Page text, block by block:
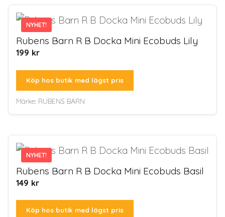
NYHET!
NYHET!
Rubens Barn R B Docka Mini Ecobuds Lily
199 kr
Köp hos butik med lägst pris
Märke: RUBENS BARN
NYHET!
NYHET!
Rubens Barn R B Docka Mini Ecobuds Basil
149 kr
Köp hos butik med lägst pris